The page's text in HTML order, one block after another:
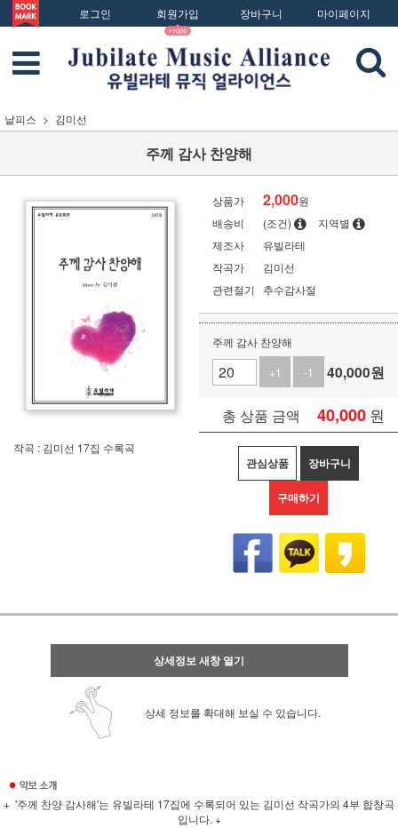
로그인 회원가입 장바구니 마이페이지
낱피스 김미선
주께 감사 찬양해
작곡 : 김미선 17집 수록곡
상품가 2,000원
배송비
(조건)
지역별
제조사
유빌라테
작곡가
김미선
관련절기
추수감사절
주께 감사 찬양해
+1
-1 40,000원
총 상품 금액 40,000 원
관심상품 장바구니
구매하기
상세정보 새창 열기
상세 정보를 확대해 보실 수 있습니다.
+ '주께 찬양 감사해'는 유빌라테 17집에 수록되어 있는 김미선 작곡가의 4부 합창곡
입니다. +